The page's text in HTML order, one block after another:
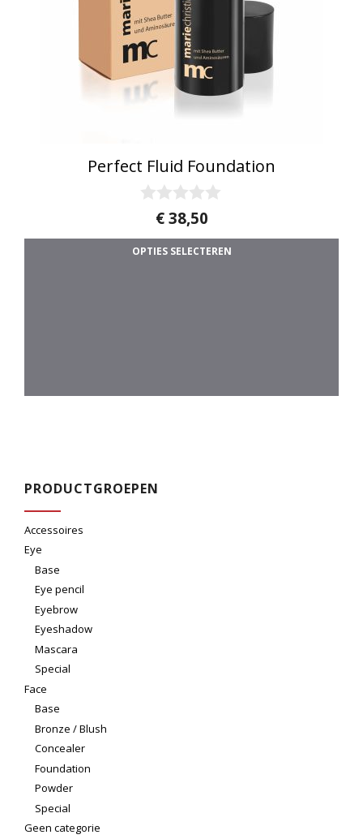
Perfect Fluid Foundation
a
n
€38,50
OPTIES SELECTEREN
PRODUCTGROEPEN
Accessoires
Eye
Base
Eye pencil
Eyebrow
Eyeshadow
Mascara
Special
Face
Base
Bronze / Blush
Concealer
Foundation
Powder
Special
Geen categorie